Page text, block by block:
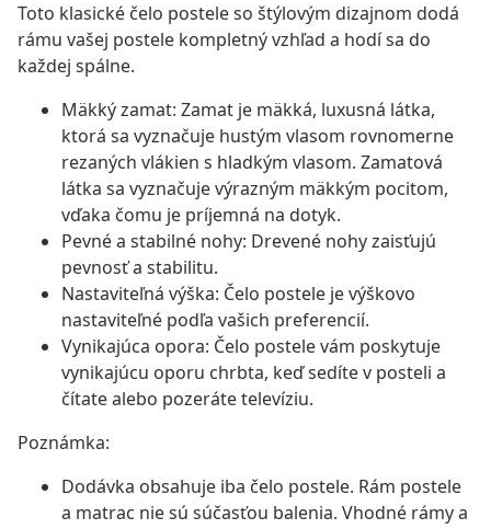
Toto klasické čelo postele so štýlovým dizajnom dodá
rámu vašej postele kompletný vzhľad a hodí sa do
každej spálne.
Mäkký zamat: Zamat je mäkká, luxusná látka,
ktorá sa vyznačuje hustým vlasom rovnomerne
rezaných vlákien s hladkým vlasom. Zamatová
látka sa vyznačuje výrazným mäkkým pocitom,
vďaka čomu je príjemná na dotyk.
Pevné a stabilné nohy: Drevené nohy zaisťujú
pevnosť a stabilitu.
Nastaviteľná výška: Čelo postele je výškovo
nastaviteľné podľa vašich preferencií.
Vynikajúca opora: Čelo postele vám poskytuje
vynikajúcu oporu chrbta, keď sedíte v posteli a
čítate alebo pozeráte televíziu.
Poznámka:
Dodávka obsahuje iba čelo postele. Rám postele
a matrac nie sú súčasťou balenia. Vhodné rámy a